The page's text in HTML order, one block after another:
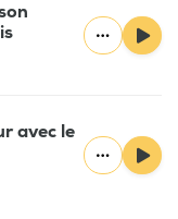
avec le